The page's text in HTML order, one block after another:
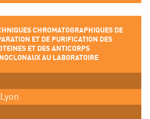
CHROMATOGRAPHIQUES DE
ET DE PURIFICATION DES
ET DES ANTICORPS
AU LABORATOIRE